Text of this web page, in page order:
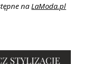
na LaModa.pl